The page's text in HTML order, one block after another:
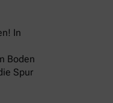
In
Boden
Spur